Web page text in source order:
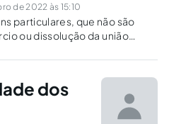
de 2022 às 15:10
particulares, que não são
ou dissolução da união
dos